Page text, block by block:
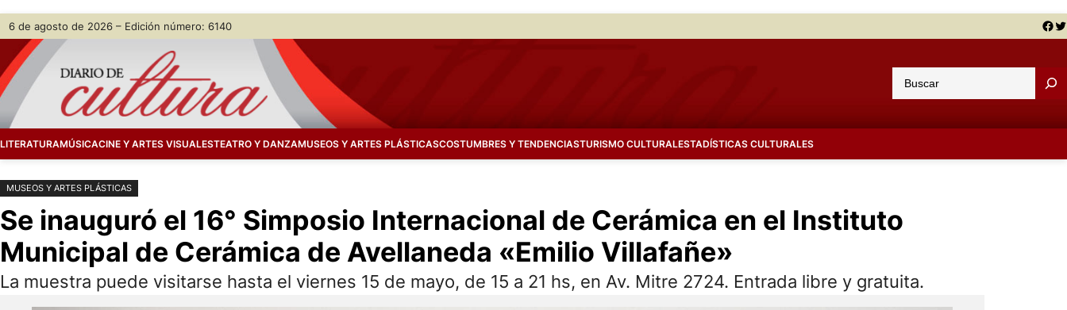
Saltar
contenido
Skip
content
6 de agosto de 2026 – Edición número: 6140 Facebook Twitter
u
a
LITERATURAMÚSICACINE Y ARTES VISUALESTEATRO Y DANZAMUSEOS Y ARTES PLÁSTICASCOSTUMBRES Y TENDENCIASTURISMO CULTURALESTADÍSTICAS CULTURALES
MUSEOS Y ARTES PLÁSTICAS
Se inauguró el 16° Simposio Internacional de Cerámica en el Instituto
Municipal de Cerámica de Avellaneda «Emilio Villafañe»
La muestra puede visitarse hasta el viernes 15 de mayo, de 15 a 21 hs, en Av. Mitre 2724. Entrada libre y gratuita.